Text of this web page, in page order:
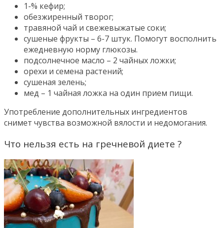
1-% кефир;
обезжиренный творог;
травяной чай и свежевыжатые соки;
сушеные фрукты – 6-7 штук. Помогут восполнить
ежедневную норму глюкозы.
подсолнечное масло – 2 чайных ложки;
орехи и семена растений;
сушеная зелень;
мед – 1 чайная ложка на один прием пищи.
Употребление дополнительных ингредиентов
снимет чувства возможной вялости и недомогания.
Что нельзя есть на гречневой диете ?